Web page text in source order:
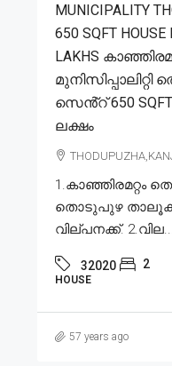
MUNICIPALITY
650 SQFT HOUSE
LAKHS
സെൻ്റ് 650
ലക്ഷം
1.കാഞ്ഞിരമറ്റം
തൊടുപുഴ താലൂക്ക്
വില്പനക്ക്.
32020 2
HOUSE
57 years ago